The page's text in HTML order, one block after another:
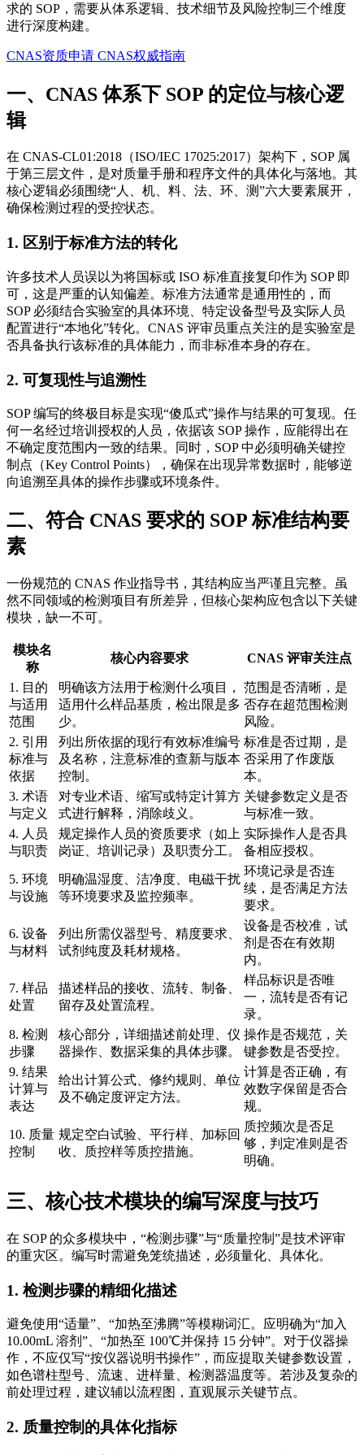
求的 SOP，需要从体系逻辑、技术细节及风险控制三个维度
进行深度构建。
CNAS资质申请 CNAS权威指南
一、CNAS 体系下 SOP 的定位与核心逻
辑
在 CNAS-CL01:2018（ISO/IEC 17025:2017）架构下，SOP 属
于第三层文件，是对质量手册和程序文件的具体化与落地。其
核心逻辑必须围绕“人、机、料、法、环、测”六大要素展开，
确保检测过程的受控状态。
1. 区别于标准方法的转化
许多技术人员误以为将国标或 ISO 标准直接复印作为 SOP 即
可，这是严重的认知偏差。标准方法通常是通用性的，而
SOP 必须结合实验室的具体环境、特定设备型号及实际人员
配置进行“本地化”转化。CNAS 评审员重点关注的是实验室是
否具备执行该标准的具体能力，而非标准本身的存在。
2. 可复现性与追溯性
SOP 编写的终极目标是实现“傻瓜式”操作与结果的可复现。任
何一名经过培训授权的人员，依据该 SOP 操作，应能得出在
不确定度范围内一致的结果。同时，SOP 中必须明确关键控
制点（Key Control Points），确保在出现异常数据时，能够逆
向追溯至具体的操作步骤或环境条件。
二、符合 CNAS 要求的 SOP 标准结构要
素
一份规范的 CNAS 作业指导书，其结构应当严谨且完整。虽
然不同领域的检测项目有所差异，但核心架构应包含以下关键
模块，缺一不可。
模块名
称
核心内容要求 CNAS 评审关注点
1. 目的
与适用
范围
明确该方法用于检测什么项目，
适用什么样品基质，检出限是多
少。
范围是否清晰，是
否存在超范围检测
风险。
2. 引用
标准与
依据
列出所依据的现行有效标准编号
及名称，注意标准的查新与版本
控制。
标准是否过期，是
否采用了作废版
本。
3. 术语
与定义
对专业术语、缩写或特定计算方
式进行解释，消除歧义。
关键参数定义是否
与标准一致。
4. 人员
与职责
规定操作人员的资质要求（如上
岗证、培训记录）及职责分工。
实际操作人是否具
备相应授权。
5. 环境
与设施
明确温湿度、洁净度、电磁干扰
等环境要求及监控频率。
环境记录是否连
续，是否满足方法
要求。
6. 设备
与材料
列出所需仪器型号、精度要求、
试剂纯度及耗材规格。
设备是否校准，试
剂是否在有效期
内。
7. 样品
处置
描述样品的接收、流转、制备、
留存及处置流程。
样品标识是否唯
一，流转是否有记
录。
8. 检测
步骤
核心部分，详细描述前处理、仪
器操作、数据采集的具体步骤。
操作是否规范，关
键参数是否受控。
9. 结果
计算与
表达
给出计算公式、修约规则、单位
及不确定度评定方法。
计算是否正确，有
效数字保留是否合
规。
10. 质量
控制
规定空白试验、平行样、加标回
收、质控样等质控措施。
质控频次是否足
够，判定准则是否
明确。
三、核心技术模块的编写深度与技巧
在 SOP 的众多模块中，“检测步骤”与“质量控制”是技术评审
的重灾区。编写时需避免笼统描述，必须量化、具体化。
1. 检测步骤的精细化描述
避免使用“适量”、“加热至沸腾”等模糊词汇。应明确为“加入
10.00mL 溶剂”、“加热至 100℃并保持 15 分钟”。对于仪器操
作，不应仅写“按仪器说明书操作”，而应提取关键参数设置，
如色谱柱型号、流速、进样量、检测器温度等。若涉及复杂的
前处理过程，建议辅以流程图，直观展示关键节点。
2. 质量控制的具体化指标